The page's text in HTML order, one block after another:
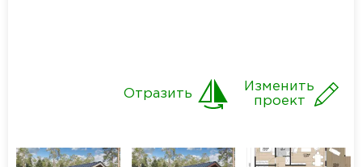
Изменить
проект
Отразить